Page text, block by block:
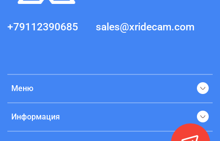
Меню
Информация
+79112390685 sales@xridecam.com